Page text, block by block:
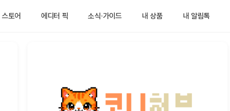
스토어 에디터 픽 소식·가이드 내 상품 내 알림톡